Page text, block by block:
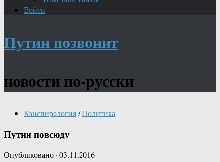
Войти
Путин позвонит
новости по-русски
Конспирология/Политика
Путин повсюду
Опубликовано · 03.11.2016